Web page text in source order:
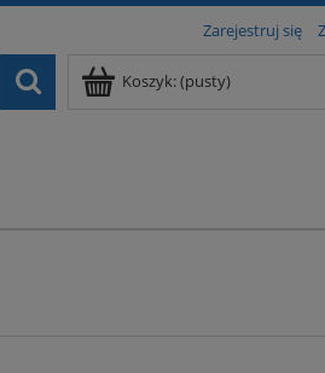
Zarejestruj się
Koszyk:(pusty)